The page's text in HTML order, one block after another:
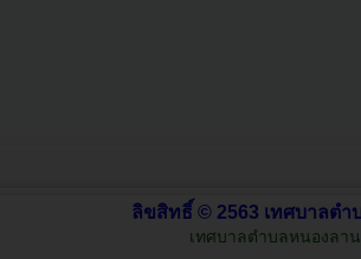
ลิขสิทธิ์ © 2563 เทศบาลต
เทศบาลตำบลหนองลา